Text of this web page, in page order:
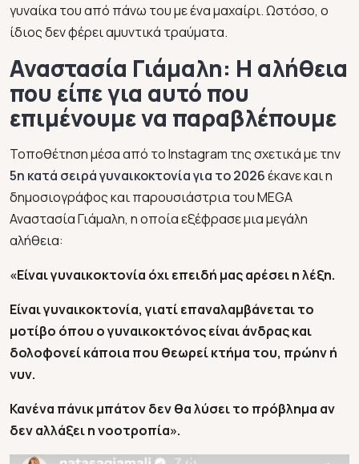
γυναίκα του από πάνω του με ένα μαχαίρι. Ωστόσο, ο
ίδιος δεν φέρει αμυντικά τραύματα.
Αναστασία Γιάμαλη: Η αλήθεια
που είπε για αυτό που
επιμένουμε να παραβλέπουμε
Τοποθέτηση μέσα από το Instagram της σχετικά με την
5η κατά σειρά γυναικοκτονία για το 2026έκανε και η
δημοσιογράφος και παρουσιάστρια του MEGA
Αναστασία Γιάμαλη, η οποία εξέφρασε μια μεγάλη
αλήθεια:
«Είναι γυναικοκτονία όχι επειδή μας αρέσει η λέξη.
Είναι γυναικοκτονία, γιατί επαναλαμβάνεται το
μοτίβο όπου ο γυναικοκτόνος είναι άνδρας και
δολοφονεί κάποια που θεωρεί κτήμα του, πρώην ή
νυν.
Κανένα πάνικ μπάτον δεν θα λύσει το πρόβλημα αν
δεν αλλάξει η νοοτροπία».